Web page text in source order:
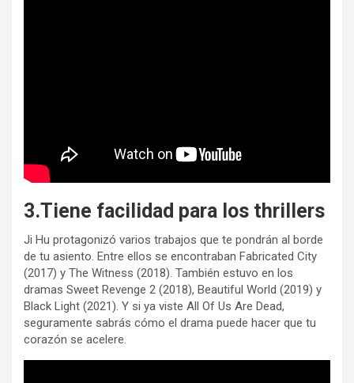
3.Tiene facilidad para los thrillers
Ji Hu protagonizó varios trabajos que te pondrán al borde
de tu asiento. Entre ellos se encontraban Fabricated City
(2017) y The Witness (2018). También estuvo en los
dramas Sweet Revenge 2 (2018), Beautiful World (2019) y
Black Light (2021). Y si ya viste All Of Us Are Dead,
seguramente sabrás cómo el drama puede hacer que tu
corazón se acelere.